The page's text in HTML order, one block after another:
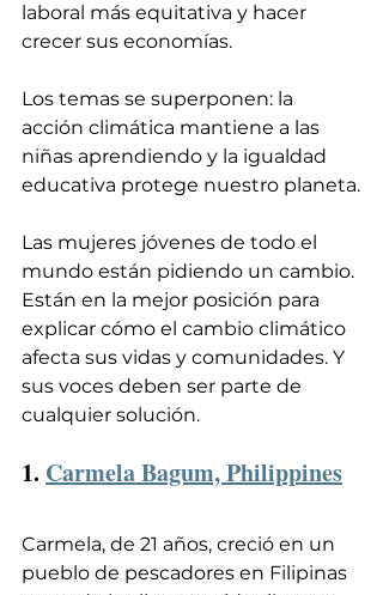
laboral más equitativa y hacer
crecer sus economías.
Los temas se superponen: la
acción climática mantiene a las
niñas aprendiendo y la igualdad
educativa protege nuestro planeta.
Las mujeres jóvenes de todo el
mundo están pidiendo un cambio.
Están en la mejor posición para
explicar cómo el cambio climático
afecta sus vidas y comunidades. Y
sus voces deben ser parte de
cualquier solución.
1. Carmela Bagum, Philippines
Carmela, de 21 años, creció en un
pueblo de pescadores en Filipinas